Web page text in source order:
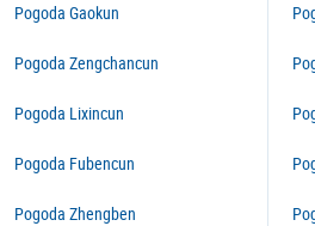
Pogoda Gaokun
Pogoda Zengchancun
Pogoda Lixincun
Pogoda Fubencun
Pogoda Zhengben